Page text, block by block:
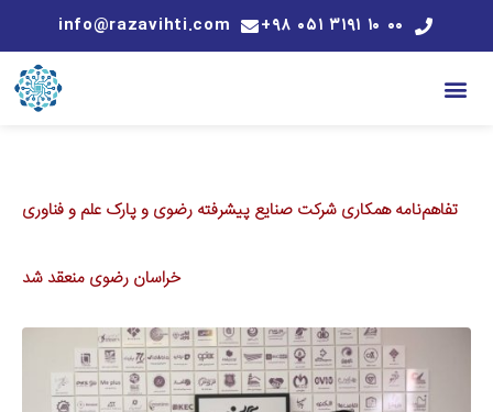
۰۰ ۱۰ ۳۱۹۱ ۰۵۱ ۹۸+ info@razavihti.com
تفاهم‌نامه همکاری شرکت صنایع پیشرفته رضوی و پارک علم و فناوری
خراسان رضوی منعقد شد